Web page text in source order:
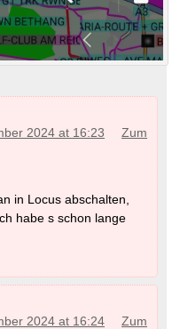
2024 at 16:23
Zum
in Locus abschalten,
habe s schon lange
2024 at 16:24
Zum